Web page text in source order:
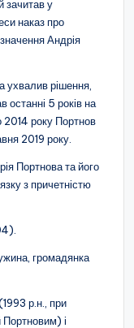
зачитав у
наказ про
Андрія
ухвалив рішення,
5 років на
2014 року Портнов
2019 року.
Портнова та його
з причетністю
громадянка
р.н., при
і